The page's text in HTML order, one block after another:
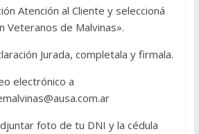
Atención al Cliente y seleccioná
Veteranos de Malvinas».
Jurada, completala y firmala.
electrónico a
foto de tu DNI y la cédula